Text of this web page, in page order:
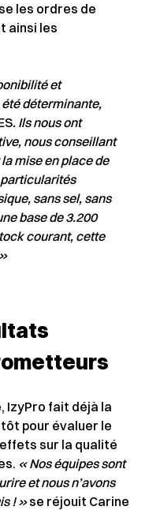
les ordres de
ainsi les
et
été déterminante,
. Ils nous ont
nous conseillant
mise en place de
sans sel, sans
base de 3.200
courant, cette
IzyPro fait déjà la
pour évaluer le
sur la qualité
« Nos équipes sont
et nous n’avons
! »se réjouit Carine